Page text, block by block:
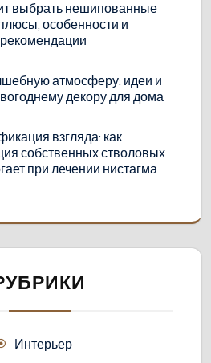
выбрать нешипованные
особенности и
рекомендации
атмосферу: идеи и
декору для дома
взгляда: как
собственных стволовых
при лечении нистагма
Интерьер